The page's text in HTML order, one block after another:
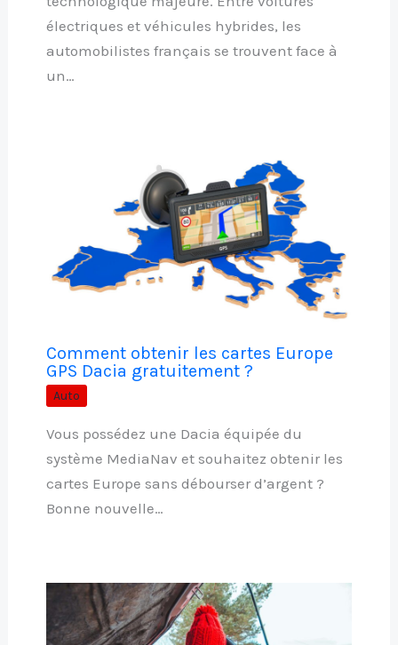
électriques et véhicules hybrides, les
automobilistes français se trouvent face à
un…
Comment obtenir les cartes Europe
GPS Dacia gratuitement ?
Auto
Vous possédez une Dacia équipée du
système MediaNav et souhaitez obtenir les
cartes Europe sans débourser d’argent ?
Bonne nouvelle…